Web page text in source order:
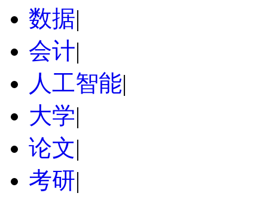
数据|
会计|
人工智能|
大学|
论文|
考研|